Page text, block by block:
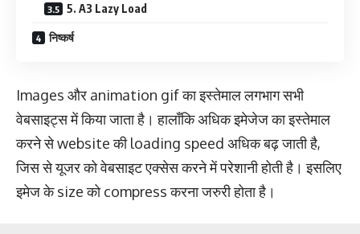
5. A3 Lazy Load
निष्कर्ष
Images और animation gif का इस्तेमाल लगभाग सभी
वेबसाइट्स में किया जाता है। हालाँकि अधिक इमेजेज का इस्तेमाल
करने से website की loading speed अधिक बढ़ जाती है,
जिस से यूजर को वेबसाइट एक्सेस करने में परेशानी होती है। इसलिए
इमेज के size को compress करना जरुरी होता है।